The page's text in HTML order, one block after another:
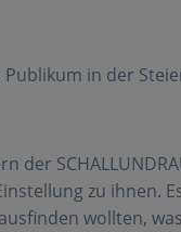
in der
zu ihnen.
wollten,